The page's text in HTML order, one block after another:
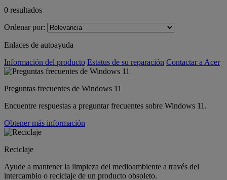
0 resultados
Ordenar por:
Enlaces de autoayuda
Información del producto Estatus de su reparación Contactar a Acer
Preguntas frecuentes de Windows 11
Encuentre respuestas a preguntar frecuentes sobre Windows 11.
Obtener más información
Reciclaje
Ayude a mantener la limpieza del medioambiente a través del
intercambio o reciclaje de un producto obsoleto.